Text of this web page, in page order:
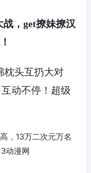
， get撩妹撩汉
枕头互扔大对
动不停！超级